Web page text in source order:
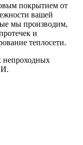
покрытием от
вашей
мы производим,
и
теплосети.
непроходных